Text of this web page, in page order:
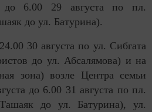
6.00 29 августа по пл.
до ул. Батурина).
30 августа по ул. Сибгата
до ул. Абсалямова) и на
зона) возле Центра семьи
до 6.00 31 августа по пл.
до ул. Батурина), ул.